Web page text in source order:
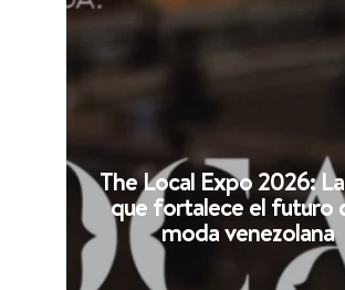
The Local Expo 2026:
que fortalece el futuro
moda venezolana